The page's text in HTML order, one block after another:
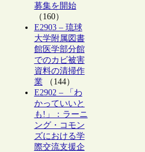
募集を開始
（160）
E2903 – 琉球
大学附属図書
館医学部分館
でのカビ被害
資料の清掃作
業（144）
E2902 – 「わ
かっていいと
も!」：ラーニ
ング・コモン
ズにおける学
際交流支援企